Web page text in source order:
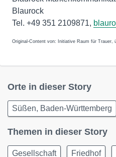
Blaurock
Tel. +49 351 2109871,
Original-Content von: Initiative Raum für Trauer,
Orte in dieser Story
Süßen, Baden-Württemberg
Themen in dieser Story
Gesellschaft Friedhof